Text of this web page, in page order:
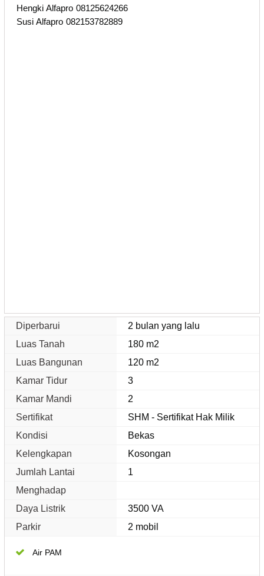
Hengki Alfapro 08125624266
Susi Alfapro 082153782889
Diperbarui
2 bulan yang lalu
Luas Tanah
180 m2
Luas Bangunan
120 m2
Kamar Tidur
3
Kamar Mandi
2
Sertifikat
SHM - Sertifikat Hak Milik
Kondisi
Bekas
Kelengkapan
Kosongan
Jumlah Lantai
1
Menghadap
Daya Listrik
3500 VA
Parkir
2 mobil
Air PAM